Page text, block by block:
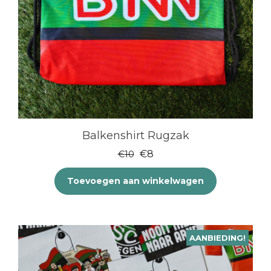
Balkenshirt Rugzak
€10 Oorspronkelijke
prijs
was:
€10.
€8Huidige
prijs
is:
€8.
Toevoegen aan winkelwagen
AANBIEDING!